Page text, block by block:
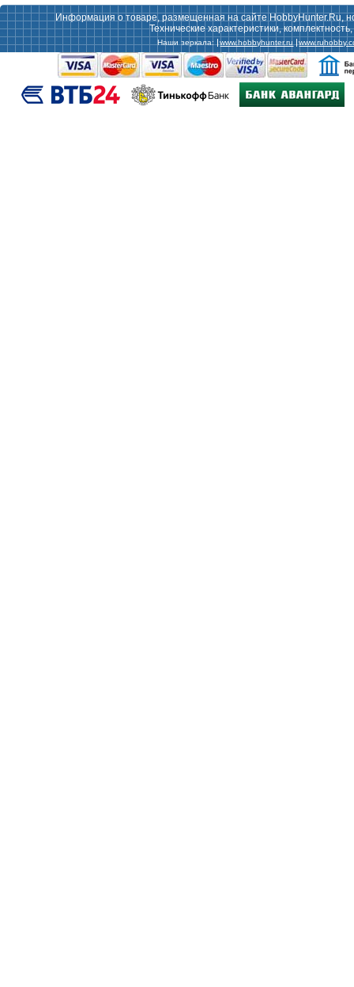
Информация о товаре, размещенная на сайте HobbyHunter.Ru,
Технические характеристики,
Наши зеркала: www.hobbyhunter.ru